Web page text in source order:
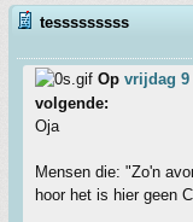
tesssssssss
Op vrijdag 9
volgende:
Oja
Mensen die: "Zo'n
hoor het is hier geen